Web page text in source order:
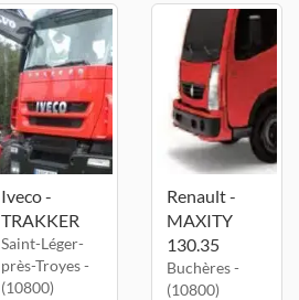
Iveco -
TRAKKER
Saint-Léger-
près-Troyes -
(10800)
Renault -
MAXITY
130.35
Buchères -
(10800)